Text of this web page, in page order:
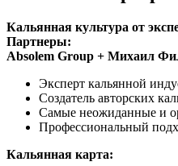
Кальянная культура от
Партнеры:
Absolem Group + Михаил
Эксперт кальянной
Создатель авторских
Самые неожиданные и
Профессиональный
Кальянная карта: